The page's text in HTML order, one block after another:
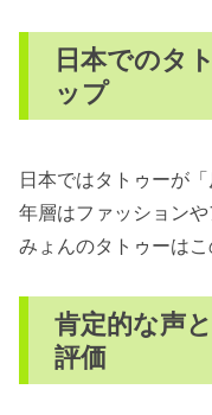
日本でのタ
ップ
日本ではタトゥーが
年層はファッション
みょんのタトゥーはこ
肯定的な声
評価